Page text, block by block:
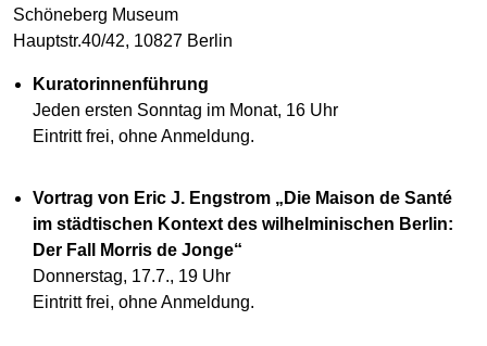
Schöneberg Museum
Hauptstr.40/42, 10827 Berlin
Kuratorinnenführung
Jeden ersten Sonntag im Monat, 16 Uhr
Eintritt frei, ohne Anmeldung.
Vortrag von Eric J. Engstrom „Die Maison de Santé
im städtischen Kontext des wilhelminischen Berlin:
Der Fall Morris de Jonge“
Donnerstag, 17.7., 19 Uhr
Eintritt frei, ohne Anmeldung.